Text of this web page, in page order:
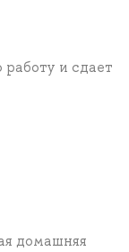
и сдает
домашняя